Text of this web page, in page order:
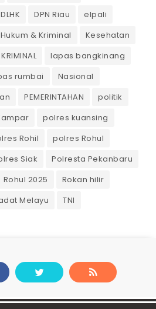
DLHK DPN Riau
elpali
Hukum & Kriminal
Kesehatan
KRIMINAL
lapas bangkinang
rumbai
Nasional
PEMERINTAHAN
politik
polres kuansing
Rohil
polres Rohul
Siak
Polresta Pekanbaru
Rohul 2025
Rokan hilir
Melayu TNI